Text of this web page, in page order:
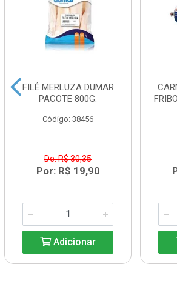
FILÉ MERLUZA DUMAR
PACOTE 800G.
Código: 38456
De: R$ 30,35
Por: R$ 19,90
Adicionar